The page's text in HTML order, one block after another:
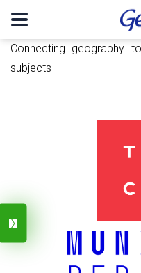
Connecting geography
subjects